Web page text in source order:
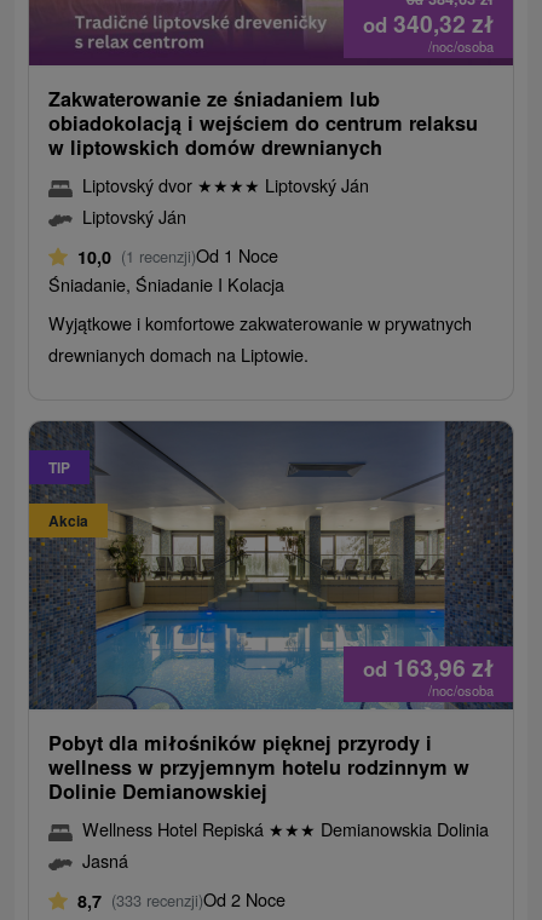
od 340,32 zł
/noc/osoba
Zakwaterowanie ze śniadaniem lub
obiadokolacją i wejściem do centrum relaksu
w liptowskich domów drewnianych
Liptovský dvor ★★★★ Liptovský Ján
Liptovský Ján
10,0 (1 recenzji)Od 1 Noce
Śniadanie, Śniadanie I Kolacja
Wyjątkowe i komfortowe zakwaterowanie w prywatnych
drewnianych domach na Liptowie.
TIP
Akcia
od 163,96 zł
/noc/osoba
Pobyt dla miłośników pięknej przyrody i
wellness w przyjemnym hotelu rodzinnym w
Dolinie Demianowskiej
Wellness Hotel Repiská ★★★ Demianowskia Dolinia
Jasná
8,7 (333 recenzji)Od 2 Noce